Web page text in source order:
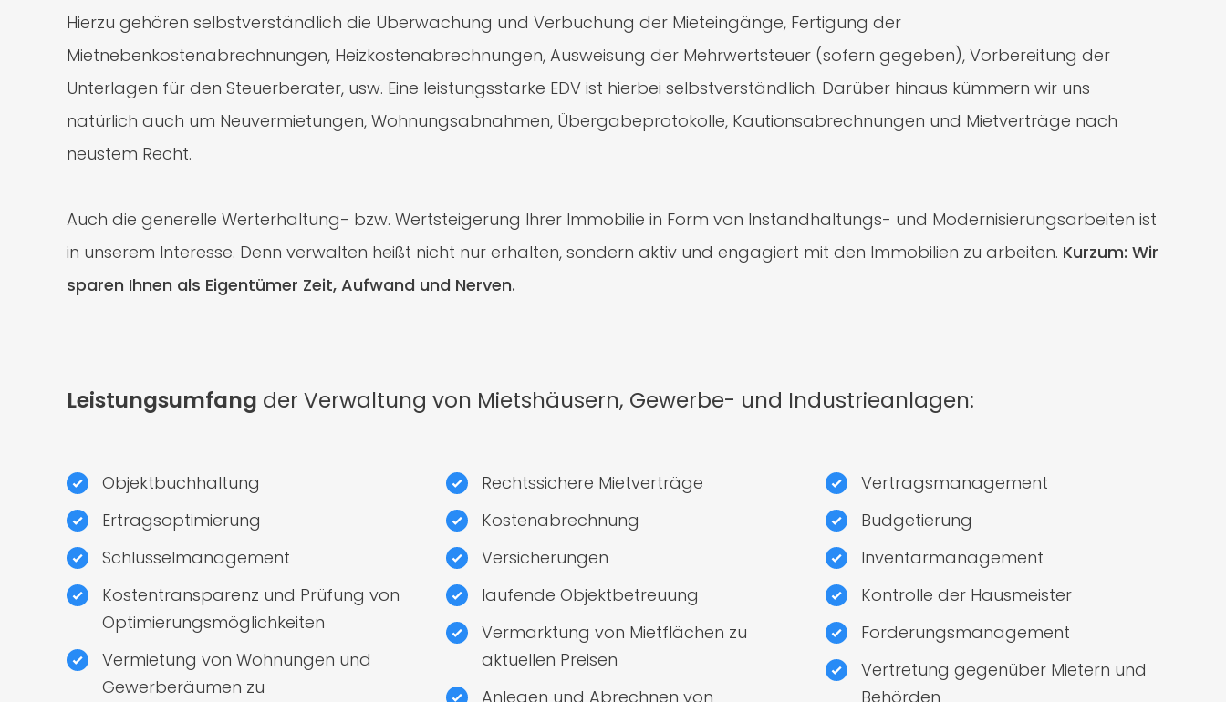
Hierzu gehören selbstverständlich die Überwachung und Verbuchung der Mieteingänge, Fertigung der
Mietnebenkostenabrechnungen, Heizkostenabrechnungen, Ausweisung der Mehrwertsteuer (sofern gegeben), Vorbereitung der
Unterlagen für den Steuerberater, usw. Eine leistungsstarke EDV ist hierbei selbstverständlich. Darüber hinaus kümmern wir uns
natürlich auch um Neuvermietungen, Wohnungsabnahmen, Übergabeprotokolle, Kautionsabrechnungen und Mietverträge nach
neustem Recht.
Auch die generelle Werterhaltung- bzw. Wertsteigerung Ihrer Immobilie in Form von Instandhaltungs- und Modernisierungsarbeiten ist
in unserem Interesse. Denn verwalten heißt nicht nur erhalten, sondern aktiv und engagiert mit den Immobilien zu arbeiten. Kurzum: Wir
sparen Ihnen als Eigentümer Zeit, Aufwand und Nerven.
Leistungsumfang der Verwaltung von Mietshäusern, Gewerbe- und Industrieanlagen:
Objektbuchhaltung
Ertragsoptimierung
Schlüsselmanagement
Kostentransparenz und Prüfung von
Optimierungsmöglichkeiten
Vermietung von Wohnungen und
Gewerberäumen zu
Rechtssichere Mietverträge
Kostenabrechnung
Versicherungen
laufende Objektbetreuung
Vermarktung von Mietflächen zu
aktuellen Preisen
Anlegen und Abrechnen von
Vertragsmanagement
Budgetierung
Inventarmanagement
Kontrolle der Hausmeister
Forderungsmanagement
Vertretung gegenüber Mietern und
Behörden